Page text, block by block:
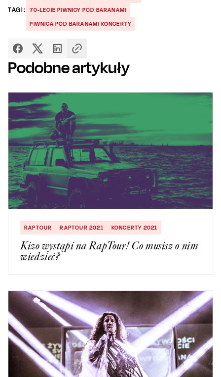
TAGI:
70-LECIE PIWNICY POD BARANAMI
PIWNICA POD BARANAMI KONCERTY
Podobne artykuły
RAPTOUR RAPTOUR 2021 KONCERTY 2021
Kizo wystąpi na RapTour! Co musisz o nim
wiedzieć?